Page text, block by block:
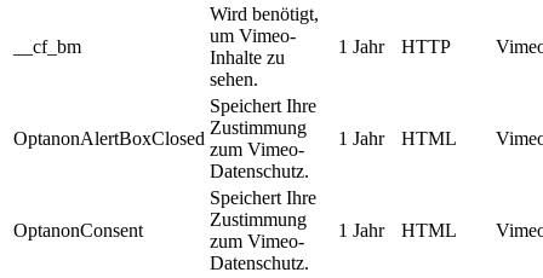
__cf_bm
Wird benötigt,
um Vimeo-
Inhalte zu
sehen.
1 Jahr HTTP
OptanonAlertBoxClosed
Speichert Ihre
Zustimmung
zum Vimeo-
Datenschutz.
1 Jahr HTML
OptanonConsent
Speichert Ihre
Zustimmung
zum Vimeo-
Datenschutz.
1 Jahr HTML